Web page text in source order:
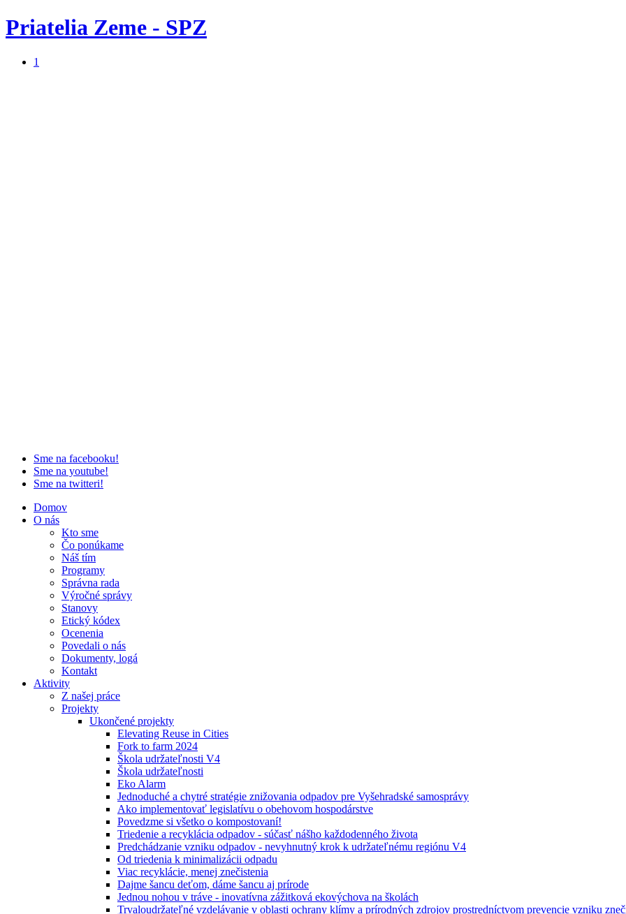
Priatelia Zeme - SPZ
1
Sme na facebooku!
Sme na youtube!
Sme na twitteri!
Domov
O nás
Kto sme
Čo ponúkame
Náš tím
Programy
Správna rada
Výročné správy
Stanovy
Etický kódex
Ocenenia
Povedali o nás
Dokumenty, logá
Kontakt
Aktivity
Z našej práce
Projekty
Ukončené projekty
Elevating Reuse in Cities
Fork to farm 2024
Škola udržateľnosti V4
Škola udržateľnosti
Eko Alarm
Jednoduché a chytré stratégie znižovania odpadov pre Vyšehradské samosprávy
Ako implementovať legislatívu o obehovom hospodárstve
Povedzme si všetko o kompostovaní!
Triedenie a recyklácia odpadov - súčasť nášho každodenného života
Predchádzanie vzniku odpadov - nevyhnutný krok k udržateľnému regiónu V4
Od triedenia k minimalizácii odpadu
Viac recyklácie, menej znečistenia
Dajme šancu deťom, dáme šancu aj prírode
Jednou nohou v tráve - inovatívna zážitková ekovýchova na školách
Trvaloudržateľné vzdelávanie v oblasti ochrany klímy a prírodných zdrojov prostredníctvom prevencie vzniku